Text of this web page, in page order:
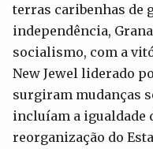
terras caribenhas de
independência,
socialismo, com a
New Jewel liderado
surgiram mudanças
incluíam a igualdade
reorganização do